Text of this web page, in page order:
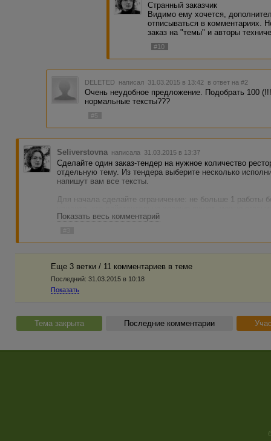
Странный заказчик
Видимо ему хочется,
отписываться в комментариях.
заказ на "темы" и авторы
#10
DELETED написал 31.03.2015 в 13:42 в ответ на #2
Очень неудобное предложение. Подобрать 100
нормальные тексты???
#5
Seliverstovna написала 31.03.2015 в 13:37
Сделайте один заказ-тендер на нужное количество
отдельную тему. Из тендера выберите несколько
напишут вам все тексты.
Для начала сделайте ограничение: не больше 1 работы
заказа можно будет корректировать список
Показать весь комментарий
Еще 3 ветки / 11 комментариев в темe
Последний: 31.03.2015 в 10:18
Показать
Тема закрыта Последние комментарии